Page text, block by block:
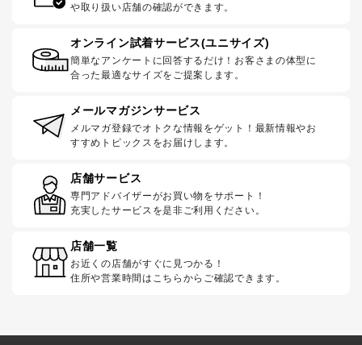
や取り扱い店舗の確認ができます。
オンライン試着サービス(ユニサイズ)
簡単なアンケートに回答するだけ！お客さまの体型に
合った最適なサイズをご提案します。
メールマガジンサービス
メルマガ登録でオトクな情報をゲット！最新情報やお
すすめトピックスをお届けします。
店舗サービス
専門アドバイザーがお買い物をサポート！
充実したサービスを是非ご利用ください。
店舗一覧
お近くの店舗がすぐに見つかる！
住所や営業時間はこちらからご確認できます。